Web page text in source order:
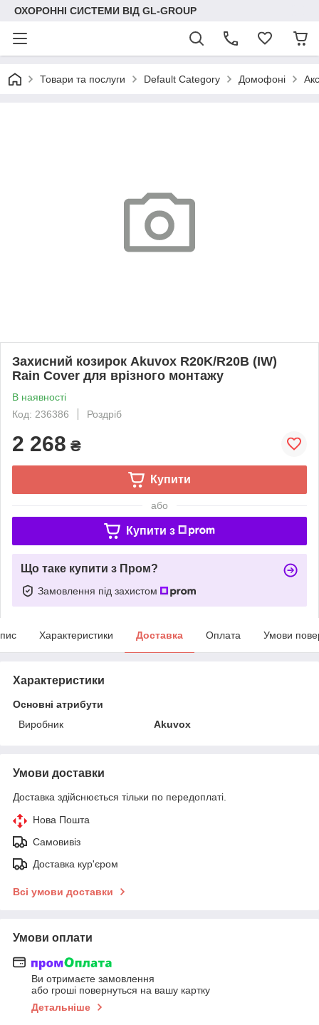
ОХОРОННІ СИСТЕМИ ВІД GL-GROUP
Товари та послуги Default Category Домофоні
Захисний козирок Akuvox R20K/R20B (IW)
Rain Cover для врізного монтажу
В наявності
Код: 236386
Роздріб
2 268 ₴
Купити
або
Купити з
Що таке купити з Пром?
Замовлення під захистом
Характеристики Доставка Оплата Умови
Характеристики
Основні атрибути
Виробник
Akuvox
Умови доставки
Доставка здійснюється тільки по передоплаті.
Нова Пошта
Самовивіз
Доставка кур'єром
Всі умови доставки
Умови оплати
Ви отримаєте замовлення
або гроші повернуться на вашу картку
Детальніше